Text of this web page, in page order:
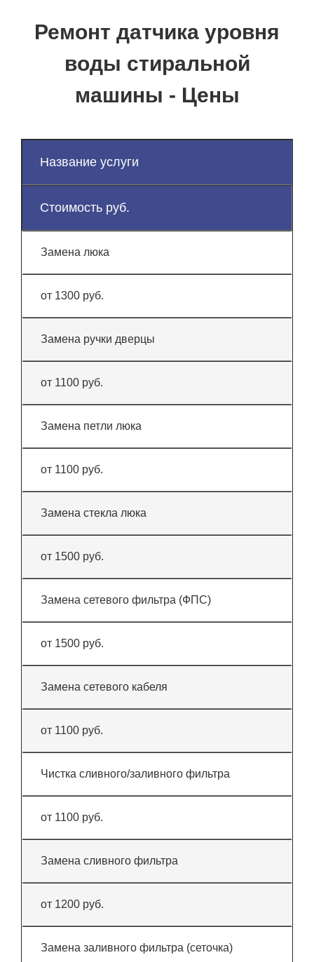
Ремонт датчика уровня
воды стиральной
машины - Цены
Название услуги
Стоимость руб.
Замена люка
от 1300 руб.
Замена ручки дверцы
от 1100 руб.
Замена петли люка
от 1100 руб.
Замена стекла люка
от 1500 руб.
Замена сетевого фильтра (ФПС)
от 1500 руб.
Замена сетевого кабеля
от 1100 руб.
Чистка сливного/заливного фильтра
от 1100 руб.
Замена сливного фильтра
от 1200 руб.
Замена заливного фильтра (сеточка)